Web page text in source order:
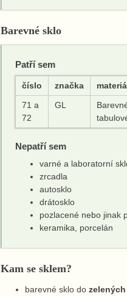
Barevné sklo
Patří sem
číslo značka
71 a
72
GL
Nepatří sem
varné a laboratorní
zrcadla
autosklo
drátosklo
pozlacené nebo jinak
keramika, porcelán
Kam se sklem?
barevné sklo do zelených